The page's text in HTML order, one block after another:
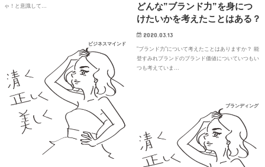
ゃ！と意識して…
どんな”ブランド力”を身につ
けたいかを考えたことはある？
2020.03.13
”ブランド力”について考えたことはありますか？ 能
登すみれブランドのブランド価値についていつもい
つも考えていま…
ビジネスマインド
ブランディング